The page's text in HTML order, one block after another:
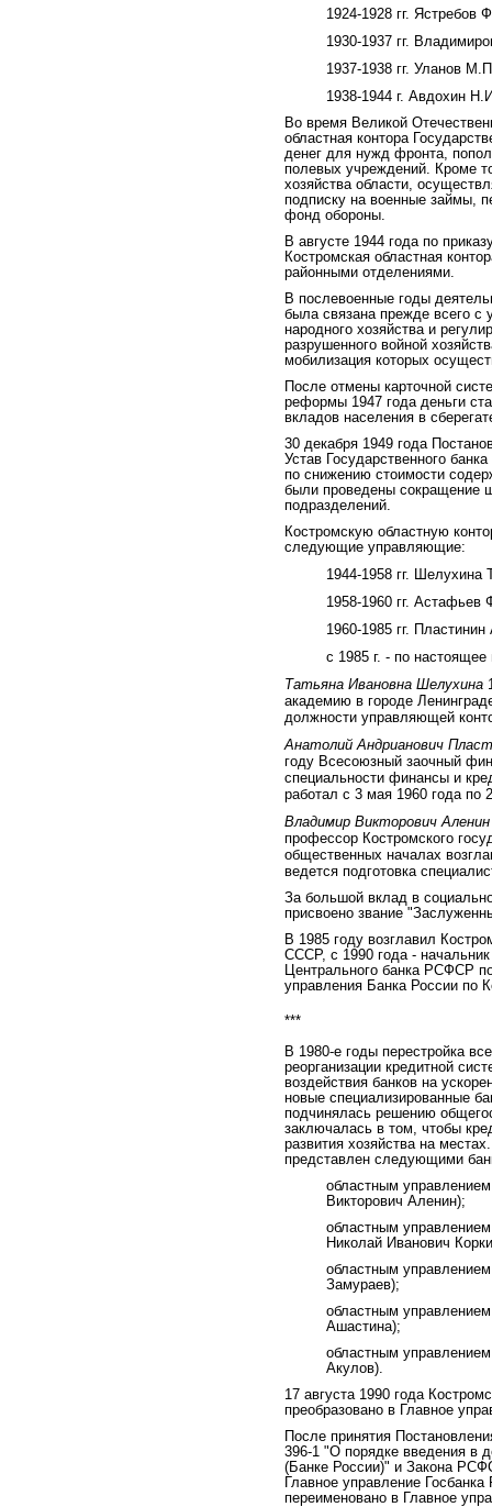
1924-1928 гг. Ястребов
1930-1937 гг.
1937-1938 гг. Уланов
1938-1944 г. Авдохин
Во время Великой
областная контора
денег для нужд фронта,
полевых учреждений. Кроме
хозяйства области,
подписку на военные займы,
фонд обороны.
В августе 1944 года по
Костромская областная
районными отделениями.
В послевоенные годы
была связана прежде всего с
народного хозяйства и
разрушенного войной
мобилизация которых
После отмены карточной
реформы 1947 года деньги
вкладов населения в
30 декабря 1949 года
Устав Государственного
по снижению стоимости
были проведены сокращение
подразделений.
Костромскую областную
следующие управляющие:
1944-1958 гг. Шелухина
1958-1960 гг. Астафьев
1960-1985 гг.
с 1985 г. - по
Татьяна Ивановна Шелухина
академию в городе
должности управляющей
Анатолий Андрианович
году Всесоюзный заочный
специальности финансы и
работал с 3 мая 1960 года по
Владимир Викторович
профессор Костромского
общественных началах
ведется подготовка
За большой вклад в
присвоено звание
В 1985 году возглавил
СССР, с 1990 года -
Центрального банка РСФСР
управления Банка России по
***
В 1980-е годы перестройка
реорганизации кредитной
воздействия банков на
новые специализированные
подчинялась решению
заключалась в том, чтобы
развития хозяйства на
представлен следующими
областным
Викторович Аленин);
областным
Николай Иванович
областным
Замураев);
областным
Ашастина);
областным
Акулов).
17 августа 1990 года
преобразовано в Главное
После принятия
396-1 "О порядке введения
(Банке России)" и Закона
Главное управление
переименовано в Главное